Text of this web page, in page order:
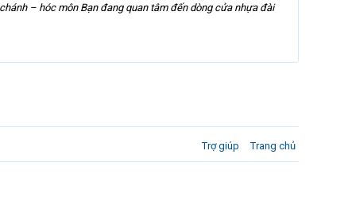
– hóc môn Bạn đang quan tâm đến dòng cửa nhựa đài
Trợ giúp Trang chủ